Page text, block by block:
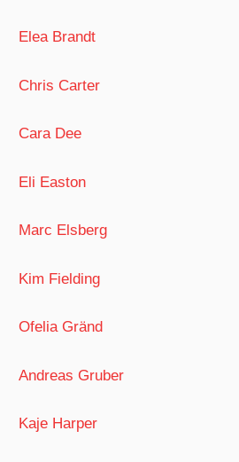
Elea Brandt
Chris Carter
Cara Dee
Eli Easton
Marc Elsberg
Kim Fielding
Ofelia Gränd
Andreas Gruber
Kaje Harper